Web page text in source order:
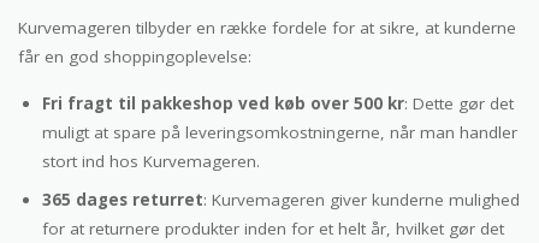
Kurvemageren tilbyder en række fordele for at sikre, at kunderne
får en god shoppingoplevelse:
Fri fragt til pakkeshop ved køb over 500 kr: Dette gør det
muligt at spare på leveringsomkostningerne, når man handler
stort ind hos Kurvemageren.
365 dages returret: Kurvemageren giver kunderne mulighed
for at returnere produkter inden for et helt år, hvilket gør det